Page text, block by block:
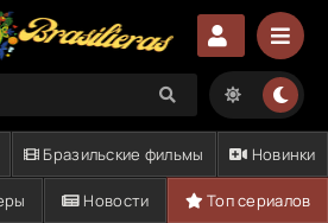
Бразильские фильмы Новинки
Новости Топ сериалов